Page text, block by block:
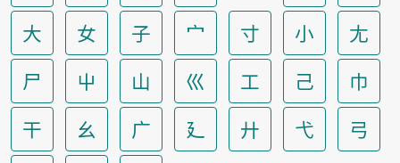
大
女 子 宀 寸 小
尢
尸
屮 山 巛 工 己
巾
干
幺 广 廴 廾 弋
弓